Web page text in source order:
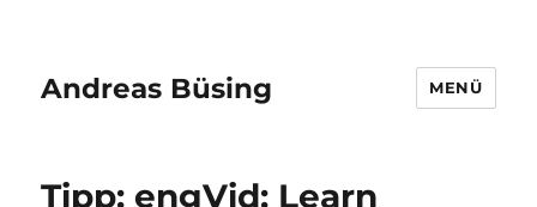
Andreas Büsing MENÜ
Tipp: engVid: Learn